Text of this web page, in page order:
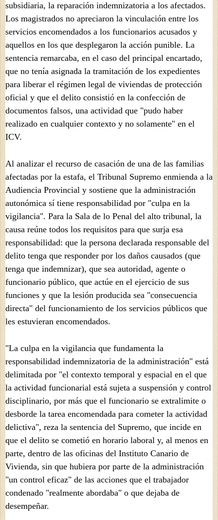
subsidiaria, la reparación indemnizatoria a los afectados.
Los magistrados no apreciaron la vinculación entre los
servicios encomendados a los funcionarios acusados y
aquellos en los que desplegaron la acción punible. La
sentencia remarcaba, en el caso del principal encartado,
que no tenía asignada la tramitación de los expedientes
para liberar el régimen legal de viviendas de protección
oficial y que el delito consistió en la confección de
documentos falsos, una actividad que "pudo haber
realizado en cualquier contexto y no solamente" en el
ICV.
Al analizar el recurso de casación de una de las familias
afectadas por la estafa, el Tribunal Supremo enmienda a la
Audiencia Provincial y sostiene que la administración
autonómica sí tiene responsabilidad por "culpa en la
vigilancia". Para la Sala de lo Penal del alto tribunal, la
causa reúne todos los requisitos para que surja esa
responsabilidad: que la persona declarada responsable del
delito tenga que responder por los daños causados (que
tenga que indemnizar), que sea autoridad, agente o
funcionario público, que actúe en el ejercicio de sus
funciones y que la lesión producida sea "consecuencia
directa" del funcionamiento de los servicios públicos que
les estuvieran encomendados.
"La culpa en la vigilancia que fundamenta la
responsabilidad indemnizatoria de la administración" está
delimitada por "el contexto temporal y espacial en el que
la actividad funcionarial está sujeta a suspensión y control
disciplinario, por más que el funcionario se extralimite o
desborde la tarea encomendada para cometer la actividad
delictiva", reza la sentencia del Supremo, que incide en
que el delito se cometió en horario laboral y, al menos en
parte, dentro de las oficinas del Instituto Canario de
Vivienda, sin que hubiera por parte de la administración
"un control eficaz" de las acciones que el trabajador
condenado "realmente abordaba" o que dejaba de
desempeñar.